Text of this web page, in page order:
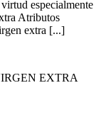
especialmente
Atributos
extra [...]